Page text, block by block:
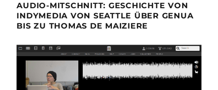
AUDIO-MITSCHNITT: GESCHICHTE VON
INDYMEDIA VON SEATTLE ÜBER GENUA
BIS ZU THOMAS DE MAIZIERE